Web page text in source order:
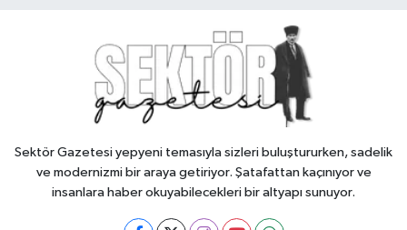
Sektör Gazetesi yepyeni temasıyla sizleri buluştururken, sadelik
ve modernizmi bir araya getiriyor. Şatafattan kaçınıyor ve
insanlara haber okuyabilecekleri bir altyapı sunuyor.